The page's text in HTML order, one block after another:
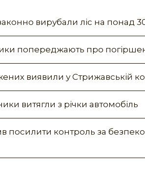
вирубали ліс на понад
попереджають про
виявили у Стрижавській
витягли з річки автомобіль
посилити контроль за